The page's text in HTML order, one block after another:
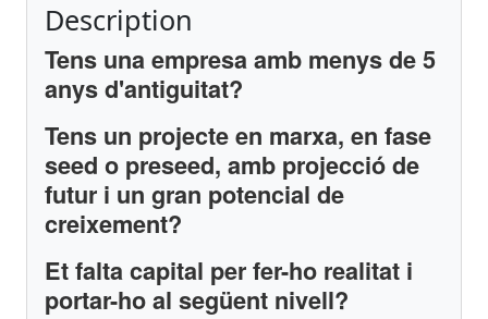
Description
Tens una empresa amb menys de 5
anys d'antiguitat?
Tens un projecte en marxa, en fase
seed o preseed, amb projecció de
futur i un gran potencial de
creixement?
Et falta capital per fer-ho realitat i
portar-ho al següent nivell?